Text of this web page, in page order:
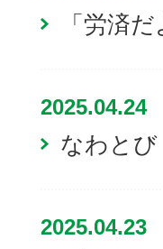
「労済
2025.04.24
なわと
2025.04.23